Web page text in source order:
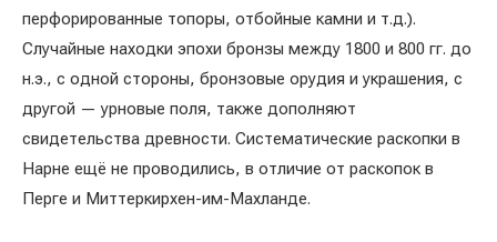
перфорированные топоры, отбойные камни и т.д.).
Случайные находки эпохи бронзы между 1800 и 800 гг. до
н.э., с одной стороны, бронзовые орудия и украшения, с
другой — урновые поля, также дополняют
свидетельства древности. Систематические раскопки в
Нарне ещё не проводились, в отличие от раскопок в
Перге и Миттеркирхен-им-Махланде.